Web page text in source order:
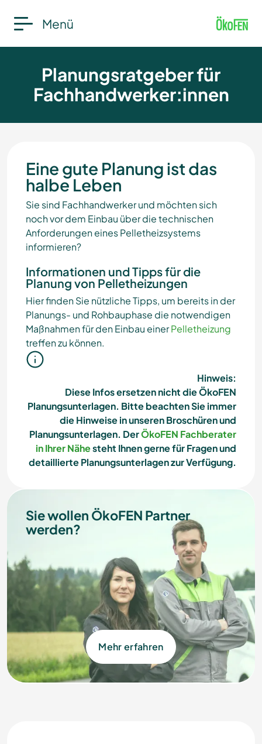
Menü
Planungsratgeber für
Fachhandwerker:innen
Eine gute Planung ist das
halbe Leben
Sie sind Fachhandwerker und möchten sich
noch vor dem Einbau über die technischen
Anforderungen eines Pelletheizsystems
informieren?
Informationen und Tipps für die
Planung von Pelletheizungen
Hier finden Sie nützliche Tipps, um bereits in der
Planungs- und Rohbauphase die notwendigen
Maßnahmen für den Einbau einerPelletheizung
treffen zu können.
Hinweis:
Diese Infos ersetzen nicht die ÖkoFEN
Planungsunterlagen. Bitte beachten Sie immer
die Hinweise in unseren Broschüren und
Planungsunterlagen. DerÖkoFEN Fachberater
in Ihrer Nähesteht Ihnen gerne für Fragen und
detaillierte Planungsunterlagen zur Verfügung.
Sie wollen ÖkoFEN Partner
werden?
Mehr erfahren